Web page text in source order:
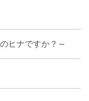
ヒナですか？～